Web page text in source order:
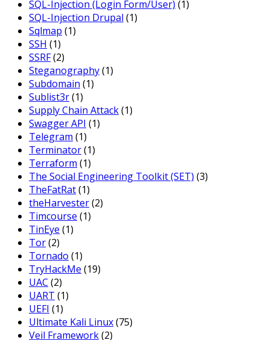
SQL-Injection (Login Form/User) (1)
SQL-Injection Drupal (1)
Sqlmap (1)
SSH (1)
SSRF(2)
Steganography(1)
Subdomain (1)
Sublist3r(1)
Supply Chain Attack(1)
Swagger API (1)
Telegram (1)
Terminator(1)
Terraform (1)
The Social Engineering Toolkit (SET) (3)
TheFatRat(1)
theHarvester(2)
Timcourse (1)
TinEye (1)
Tor(2)
Tornado (1)
TryHackMe (19)
UAC (2)
UART (1)
UEFI (1)
Ultimate Kali Linux(75)
Veil Framework(2)